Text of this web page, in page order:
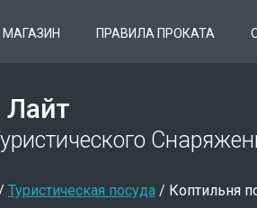
МАГАЗИН ПРАВИЛА ПРОКАТА
Лайт
Туристическая посуда / Коптильня